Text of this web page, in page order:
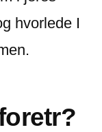
hvorlede I